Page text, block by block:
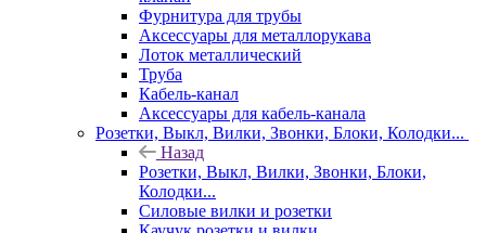
Фурнитура для трубы
Аксессуары для металлорукава
Лоток металлический
Труба
Кабель-канал
Аксессуары для кабель-канала
Розетки, Выкл, Вилки, Звонки, Блоки, Колодки...
Назад
Розетки, Выкл, Вилки, Звонки, Блоки,
Колодки...
Силовые вилки и розетки